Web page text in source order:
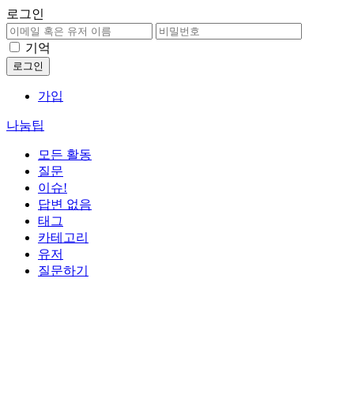
로그인
기억
가입
나눔팁
모든 활동
질문
이슈!
답변 없음
태그
카테고리
유저
질문하기